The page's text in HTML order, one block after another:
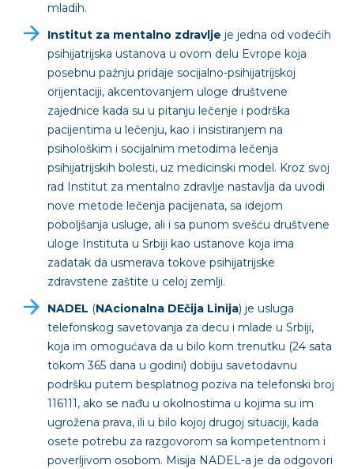
mladih.
Institut za mentalno zdravlje je jedna od vodećih
psihijatrijska ustanova u ovom delu Evrope koja
posebnu pažnju pridaje socijalno-psihijatrijskoj
orijentaciji, akcentovanjem uloge društvene
zajednice kada su u pitanju lečenje i podrška
pacijentima u lečenju, kao i insistiranjem na
psihološkim i socijalnim metodima lečenja
psihijatrijskih bolesti, uz medicinski model. Kroz svoj
rad Institut za mentalno zdravlje nastavlja da uvodi
nove metode lečenja pacijenata, sa idejom
poboljšanja usluge, ali i sa punom svešću društvene
uloge Instituta u Srbiji kao ustanove koja ima
zadatak da usmerava tokove psihijatrijske
zdravstene zaštite u celoj zemlji.
NADEL (NAcionalna DEčija Linija) je usluga
telefonskog savetovanja za decu i mlade u Srbiji,
koja im omogućava da u bilo kom trenutku (24 sata
tokom 365 dana u godini) dobiju savetodavnu
podršku putem besplatnog poziva na telefonski broj
116111, ako se nađu u okolnostima u kojima su im
ugrožena prava, ili u bilo kojoj drugoj situaciji, kada
osete potrebu za razgovorom sa kompetentnom i
poverljivom osobom. Misija NADEL-a je da odgovori